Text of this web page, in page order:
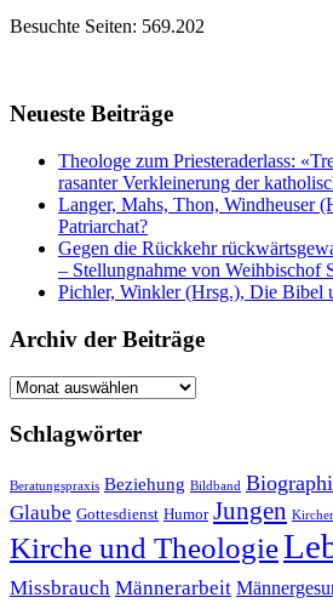
Besuchte Seiten: 569.202
Neueste Beiträge
Theologe zum Priesteraderlass:
rasanter Verkleinerung der
Langer, Mahs, Thon, Windheuser
Patriarchat?
Gegen die Rückkehr
– Stellungnahme von Weihbischof
Pichler, Winkler (Hrsg.), Die Bibel
Archiv der Beiträge
Archiv
Beiträge
Schlagwörter
Beratungspraxis Beziehung Bildband
Glaube Gottesdienst Humor Jungen
Kirche und Theologie
Missbrauch Männerarbeit